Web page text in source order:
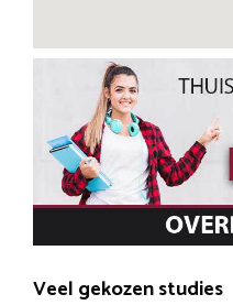
Veel gekozen studies